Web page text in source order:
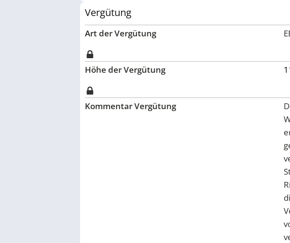
Vergütung
Art der Vergütung
Höhe der Vergütung
Kommentar Vergütung